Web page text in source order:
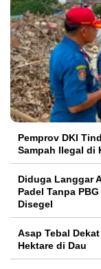
Pemprov DKI
Sampah Ilegal di
Diduga Langgar
Padel Tanpa
Disegel
Asap Tebal
Hektare di Dau